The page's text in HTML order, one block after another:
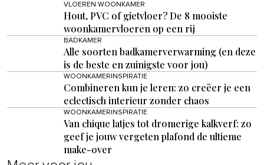
VLOEREN WOONKAMER
Hout, PVC of gietvloer? De 8 mooiste
woonkamervloeren op een rij
BADKAMER
Alle soorten badkamerverwarming (en deze
is de beste en zuinigste voor jou)
WOONKAMERINSPIRATIE
Combineren kun je leren: zo creëer je een
eclectisch interieur zonder chaos
WOONKAMERINSPIRATIE
Van chique latjes tot dromerige kalkverf: zo
geef je jouw vergeten plafond de ultieme
make-over